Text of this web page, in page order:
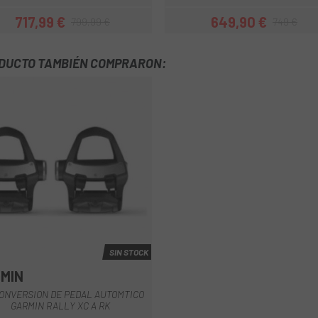
Precio
717,99 €Precio regular Precio
649,90 €Precio regular
TAMBIÉN COMPRARON:
SIN STOCK
DE PEDAL AUTOMTICO
GARMIN RALLY XC A RK